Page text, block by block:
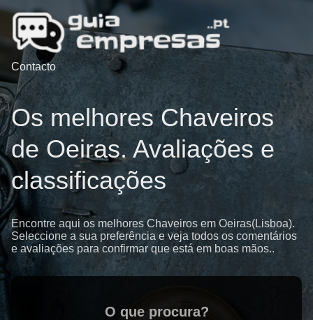
Contacto
Os melhores Chaveiros
de Oeiras. Avaliações e
classificações
Encontre aqui os melhores Chaveiros em Oeiras(Lisboa).
Seleccione a sua preferência e veja todos os comentários
e avaliações para confirmar que está em boas mãos..
O que procura?